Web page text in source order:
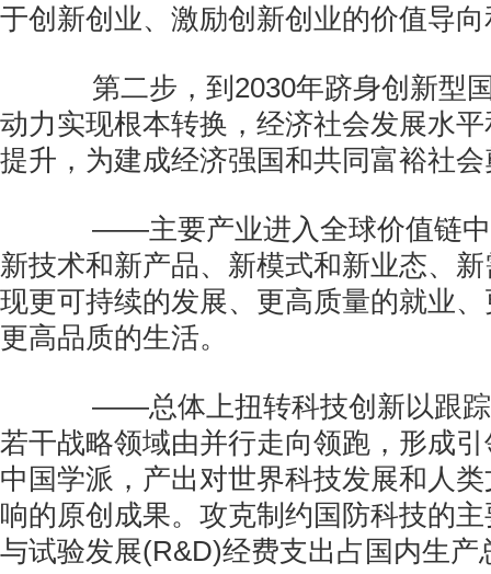
于创新创业、激励创新创业的价值导
第二步，到2030年跻身创新型
动力实现根本转换，经济社会发展水
提升，为建成经济强国和共同富裕社
——主要产业进入全球价值链中
新技术和新产品、新模式和新业态、
现更可持续的发展、更高质量的就业
更高品质的生活。
——总体上扭转科技创新以跟踪
若干战略领域由并行走向领跑，形成
中国学派，产出对世界科技发展和人
响的原创成果。攻克制约国防科技的
与试验发展(R&D)经费支出占国内生产